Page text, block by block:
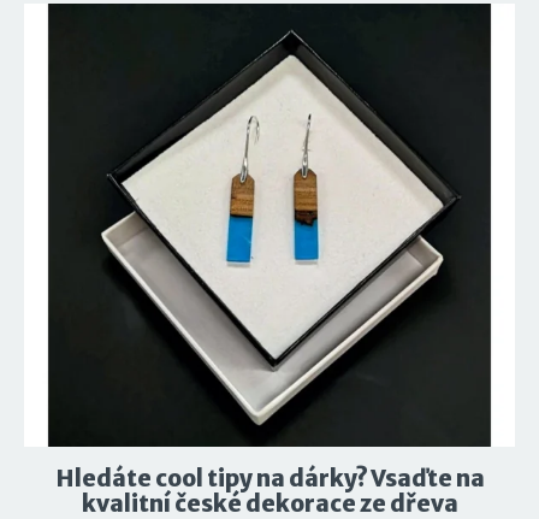
Hledáte cool tipy na dárky? Vsaďte na
kvalitní české dekorace ze dřeva